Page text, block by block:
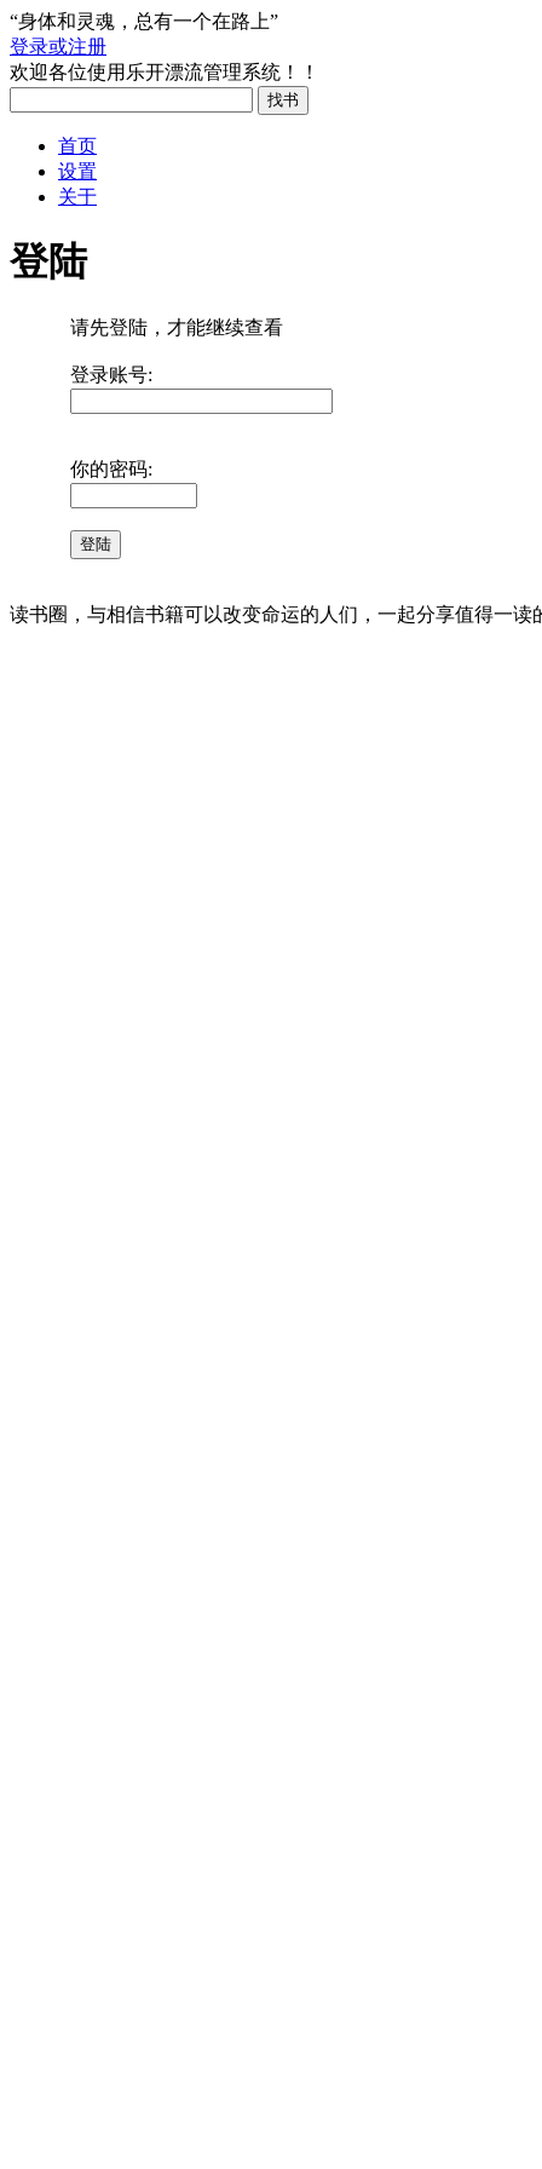
“身体和灵魂，总有一个在路上”
登录或注册
欢迎各位使用乐开漂流管理系统！！
首页
设置
关于
登陆
请先登陆，才能继续查看
登录账号:
你的密码:
读书圈，与相信书籍可以改变命运的人们，一起分享值得一读